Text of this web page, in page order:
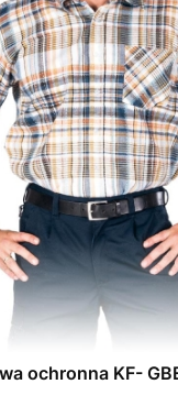
ochronna KF-